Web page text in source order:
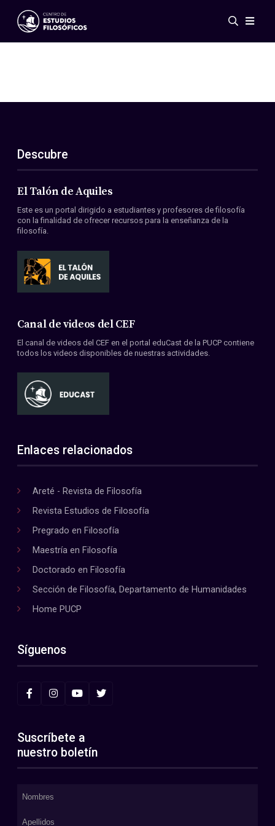
Eventos
ES
EN
Acerca de nosotros
Miembros
Convenios
Descubre
El Talón de Aquiles
Este es un portal dirigido a estudiantes y profesores de filosofía
con la finalidad de ofrecer recursos para la enseñanza de la
filosofía.
Canal de videos del CEF
El canal de videos del CEF en el portal eduCast de la PUCP contiene
todos los videos disponibles de nuestras actividades.
Enlaces relacionados
Areté - Revista de Filosofía
Revista Estudios de Filosofía
Pregrado en Filosofía
Maestría en Filosofía
Doctorado en Filosofía
Sección de Filosofía, Departamento de Humanidades
Home PUCP
Síguenos
Suscríbete a
nuestro boletín